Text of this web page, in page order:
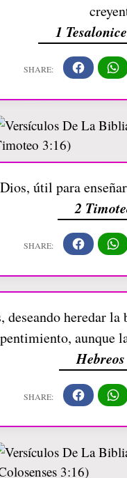
1
útil para
2
deseando heredar
aunque